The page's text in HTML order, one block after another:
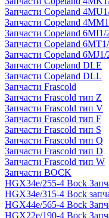
Запчасти Copeland
Запчасти Copeland
Запчасти Copeland 6MI1/
Запчасти Copeland
Запчасти Copeland
Запчасти Copeland DLE
Запчасти Copeland DLL
Запчасти Frascold
Запчасти Frascold тип Z
Запчасти Frascold тип V
Запчасти Frascold тип F
Запчасти Frascold тип S
Запчасти Frascold тип Q
Запчасти Frascold тип D
Запчасти Frascold тип W
Запчасти BOCK
HGX34e/255-4 Bock
HGX34e/315-4 Bock
HGX44e/565-4 Bock
HGX22e/190-4 Bock